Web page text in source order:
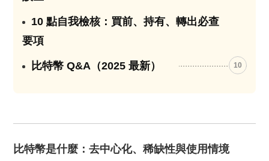
10 點自我檢核：買前、持有、轉出必查
要項
比特幣 Q&A（2025 最新） 10
比特幣是什麼：去中心化、稀缺性與使用情境